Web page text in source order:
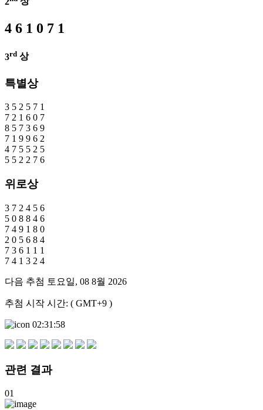
4 6 1 0 7 1
3rd 상
특별상
3 5 2 5 7 1
7 2 1 6 0 7
8 5 7 3 6 9
7 1 9 9 6 2
4 7 5 5 2 5
5 5 2 2 7 6
위로상
3 7 2 4 5 6
5 0 8 8 4 6
7 4 9 1 8 0
2 0 5 6 8 4
7 3 6 1 1 1
7 4 1 3 2 4
다음 추첨 토요일, 08 8월 2026
추첨 시작 시간: ( GMT+9 )
02:31:58
관련 결과
01